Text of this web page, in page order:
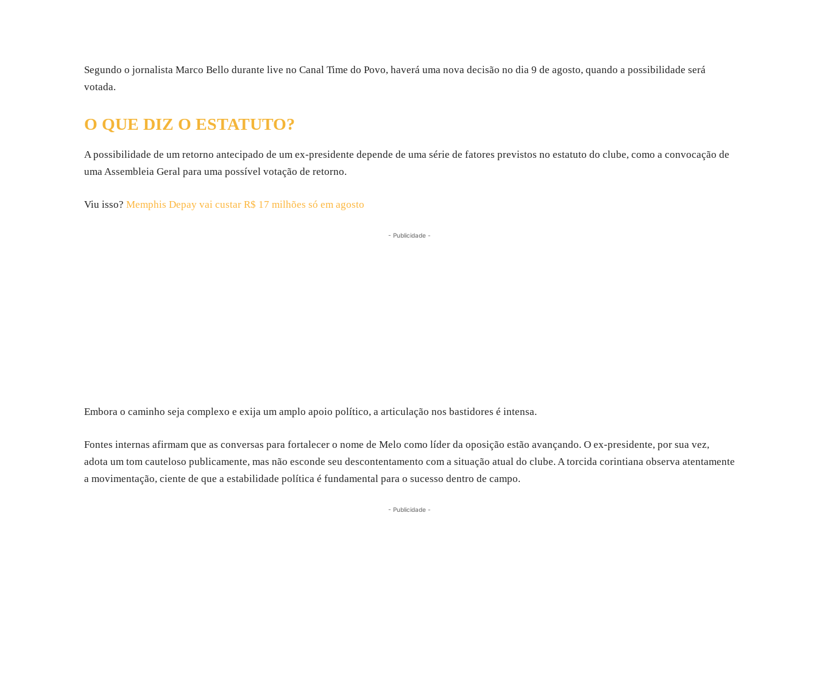
Segundo o jornalista Marco Bello durante live no Canal Time do Povo, haverá uma nova decisão no dia 9 de agosto, quando a possibilidade será
votada.
O QUE DIZ O ESTATUTO?
A possibilidade de um retorno antecipado de um ex-presidente depende de uma série de fatores previstos no estatuto do clube, como a convocação de
uma Assembleia Geral para uma possível votação de retorno.
Viu isso? Memphis Depay vai custar R$ 17 milhões só em agosto
- Publicidade -
Embora o caminho seja complexo e exija um amplo apoio político, a articulação nos bastidores é intensa.
Fontes internas afirmam que as conversas para fortalecer o nome de Melo como líder da oposição estão avançando. O ex-presidente, por sua vez,
adota um tom cauteloso publicamente, mas não esconde seu descontentamento com a situação atual do clube. A torcida corintiana observa atentamente
a movimentação, ciente de que a estabilidade política é fundamental para o sucesso dentro de campo.
- Publicidade -